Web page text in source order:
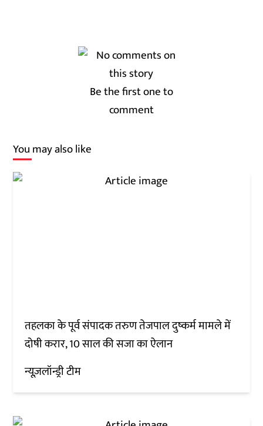
Be the first one to
comment
You may also like
तहलका के पूर्व संपादक तरुण तेजपाल दुष्कर्म मामले में
दोषी करार, 10 साल की सजा का ऐलान
न्यूज़लॉन्ड्री टीम